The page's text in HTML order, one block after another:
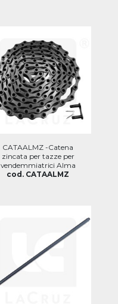
CATAALMZ -Catena
zincata per tazze per
vendemmiatrici Alma
cod. CATAALMZ